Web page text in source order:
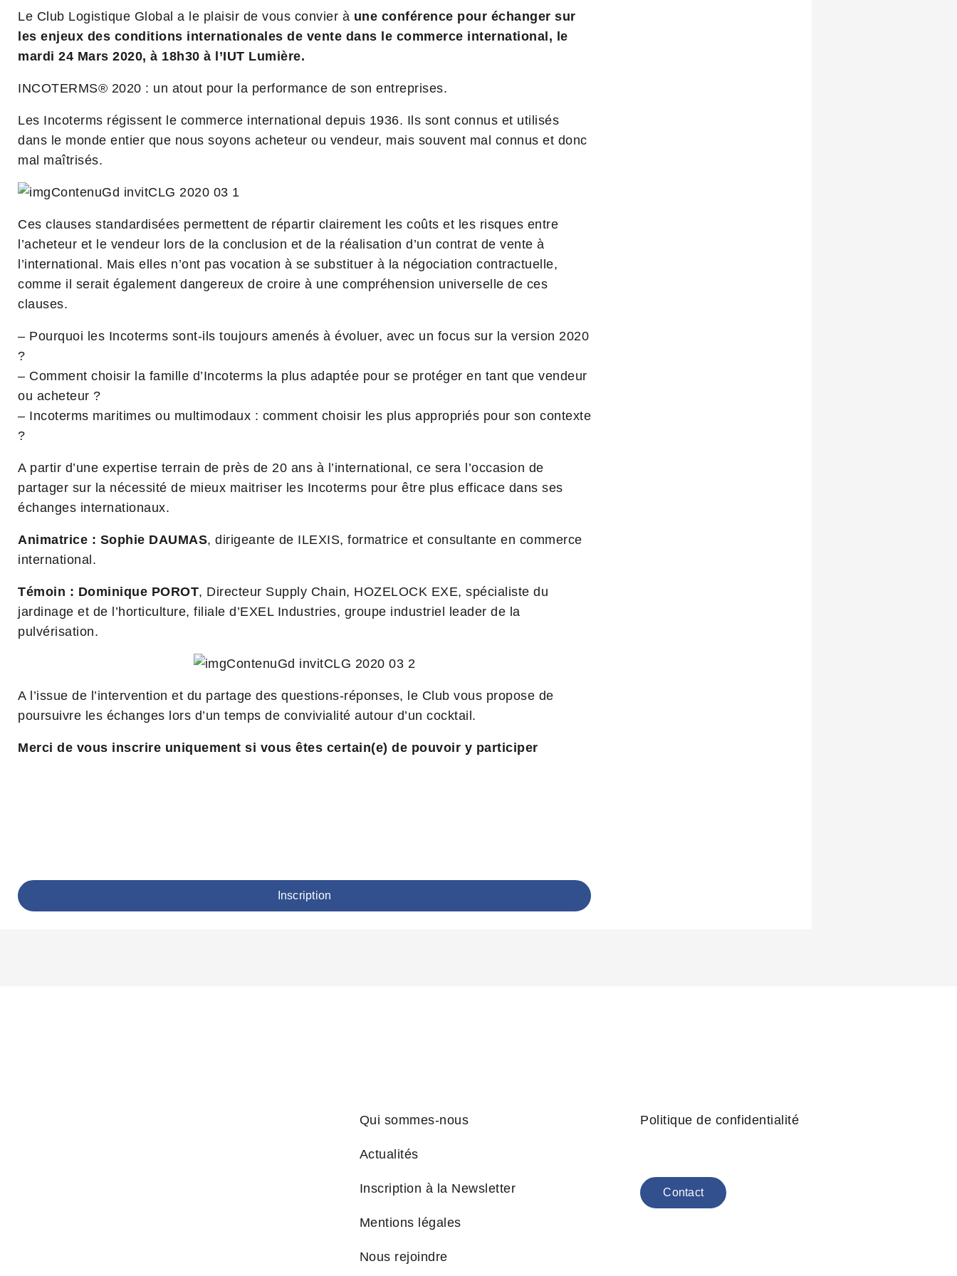
Le Club Logistique Global a le plaisir de vous convier à une conférence pour échanger sur
les enjeux des conditions internationales de vente dans le commerce international, le
mardi 24 Mars 2020, à 18h30 à l’IUT Lumière.
INCOTERMS® 2020 : un atout pour la performance de son entreprises.
Les Incoterms régissent le commerce international depuis 1936. Ils sont connus et utilisés
dans le monde entier que nous soyons acheteur ou vendeur, mais souvent mal connus et donc
mal maîtrisés.
Ces clauses standardisées permettent de répartir clairement les coûts et les risques entre
l’acheteur et le vendeur lors de la conclusion et de la réalisation d’un contrat de vente à
l’international. Mais elles n’ont pas vocation à se substituer à la négociation contractuelle,
comme il serait également dangereux de croire à une compréhension universelle de ces
clauses.
– Pourquoi les Incoterms sont-ils toujours amenés à évoluer, avec un focus sur la version 2020
?
– Comment choisir la famille d’Incoterms la plus adaptée pour se protéger en tant que vendeur
ou acheteur ?
– Incoterms maritimes ou multimodaux : comment choisir les plus appropriés pour son contexte
?
A partir d’une expertise terrain de près de 20 ans à l’international, ce sera l’occasion de
partager sur la nécessité de mieux maitriser les Incoterms pour être plus efficace dans ses
échanges internationaux.
Animatrice : Sophie DAUMAS, dirigeante de ILEXIS, formatrice et consultante en commerce
international.
Témoin : Dominique POROT, Directeur Supply Chain, HOZELOCK EXE, spécialiste du
jardinage et de l’horticulture, filiale d’EXEL Industries, groupe industriel leader de la
pulvérisation.
A l’issue de l’intervention et du partage des questions-réponses, le Club vous propose de
poursuivre les échanges lors d’un temps de convivialité autour d’un cocktail.
Merci de vous inscrire uniquement si vous êtes certain(e) de pouvoir y participer
Inscription
Qui sommes-nous
Actualités
Inscription à la Newsletter
Mentions légales
Nous rejoindre
Politique de confidentialité
Contact